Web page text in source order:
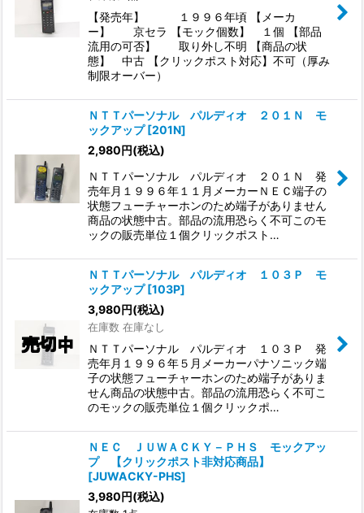
【発売年】 １９９６年頃 【メーカ
ー】 京セラ 【モック個数】 １個 【部品
流用の可否】 取り外し不明 【商品の状
態】 中古 【クリックポスト対応】不可（厚み
制限オーバー）
ＮＴＴパーソナル パルディオ ２０１Ｎ モ
ックアップ [201N]
2,980円(税込)
ＮＴＴパーソナル パルディオ ２０１Ｎ 発
売年月１９９６年１１月メーカーＮＥＣ端子の
状態フューチャーホンのため端子がありません
商品の状態中古。部品の流用恐らく不可このモ
ックの販売単位１個クリックポスト…
ＮＴＴパーソナル パルディオ １０３Ｐ モ
ックアップ [103P]
3,980円(税込)
在庫数 在庫なし
ＮＴＴパーソナル パルディオ １０３Ｐ 発
売年月１９９６年５月メーカーパナソニック端
子の状態フューチャーホンのため端子がありま
せん商品の状態中古。部品の流用恐らく不可こ
のモックの販売単位１個クリックポ…
ＮＥＣ ＪＵＷＡＣＫＹ－ＰＨＳ モックアッ
プ 【クリックポスト非対応商品】
[JUWACKY-PHS]
3,980円(税込)